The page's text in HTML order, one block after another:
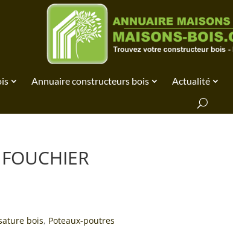
Annuaire constructeurs bois Actualité
bois, Poteaux-poutres